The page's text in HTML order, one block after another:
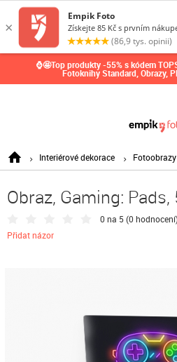
⌚🤩Top produkty -55% s kódem
Fotoknihy Standard, Obrazy,
Interiérové dekorace Fotoobrazy
Obraz, Gaming:
0 na 5 (0 hodnocení
Přidat názor